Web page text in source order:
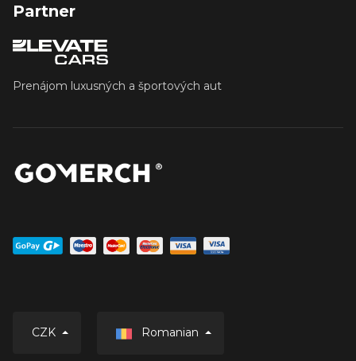
Partner
Prenájom luxusných a športových aut
CZK Romanian